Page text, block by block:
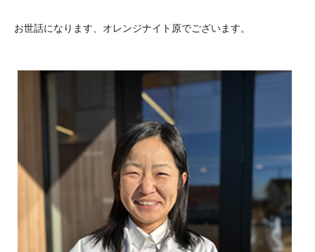
お世話になります、オレンジナイト原でございます。